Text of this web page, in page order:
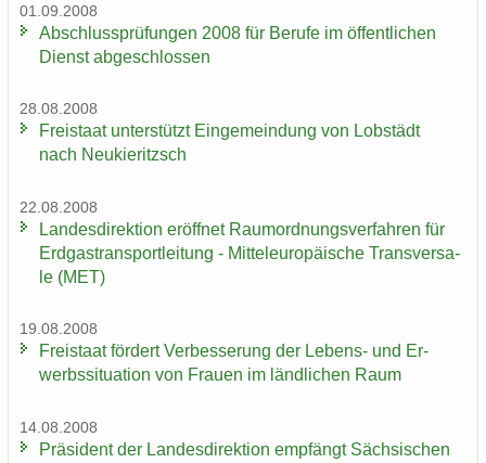
01.09.2008
Ab­schluss­prü­fun­gen 2008 für Be­ru­fe im öf­fent­li­chen
Dienst ab­ge­schlos­sen
28.08.2008
Frei­staat un­ter­stützt Ein­ge­mein­dung von Lob­städt
nach Neu­kie­ritzsch
22.08.2008
Lan­des­di­rek­ti­on er­öff­net Raum­ord­nungs­ver­fah­ren für
Erd­gas­trans­port­lei­tung - Mit­tel­eu­ro­päi­sche Trans­ver­sa­
le (MET)
19.08.2008
Frei­staat för­dert Ver­bes­se­rung der Lebens-​ und Er­
werbs­si­tua­ti­on von Frau­en im länd­li­chen Raum
14.08.2008
Prä­si­dent der Lan­des­di­rek­ti­on emp­fängt Säch­si­schen